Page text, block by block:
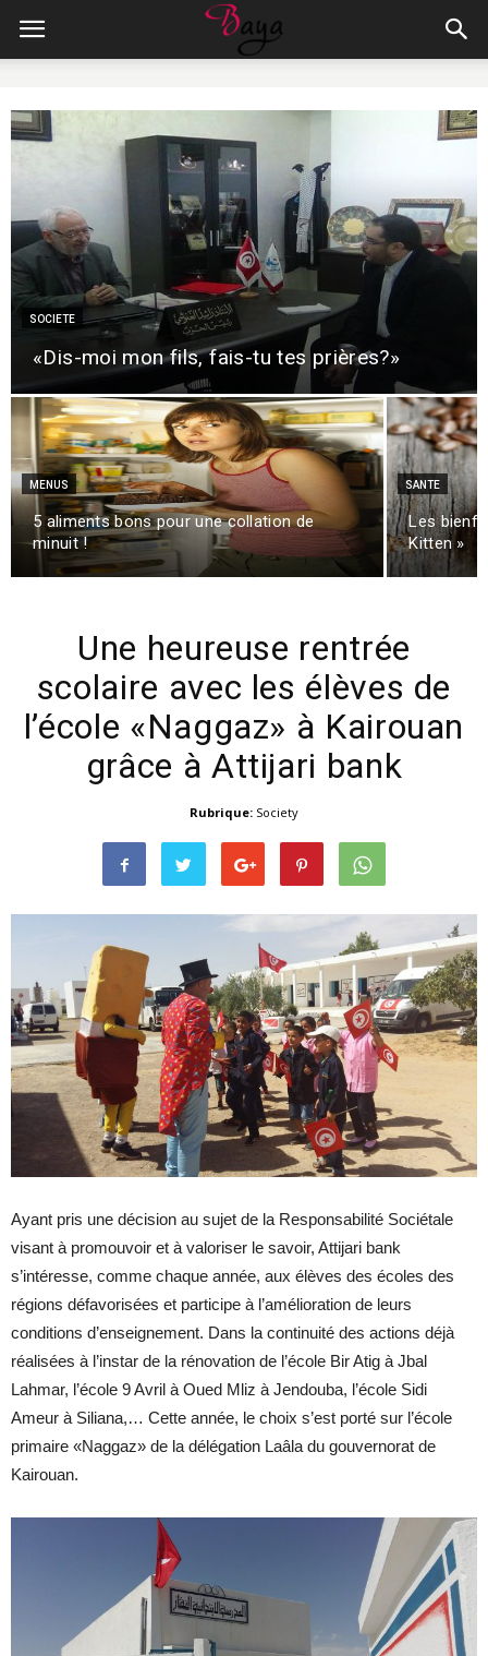
SOCIETE
«Dis-moi mon fils, fais-tu tes prières?»
MENUS
5 aliments bons pour une collation de
minuit !
SANTE
Les
Kitten »
Une heureuse rentrée
scolaire avec les élèves de
l’école «Naggaz» à Kairouan
grâce à Attijari bank
Rubrique: Society
Ayant pris une décision au sujet de la Responsabilité Sociétale
visant à promouvoir et à valoriser le savoir, Attijari bank
s’intéresse, comme chaque année, aux élèves des écoles des
régions défavorisées et participe à l’amélioration de leurs
conditions d’enseignement. Dans la continuité des actions déjà
réalisées à l’instar de la rénovation de l’école Bir Atig à Jbal
Lahmar, l’école 9 Avril à Oued Mliz à Jendouba, l’école Sidi
Ameur à Siliana,… Cette année, le choix s’est porté sur l’école
primaire «Naggaz» de la délégation Laâla du gouvernorat de
Kairouan.